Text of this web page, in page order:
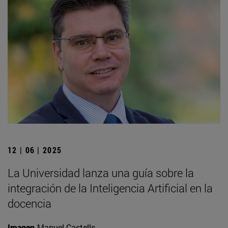
12 | 06 | 2025
La Universidad lanza una guía sobre la
integración de la Inteligencia Artificial en la
docencia